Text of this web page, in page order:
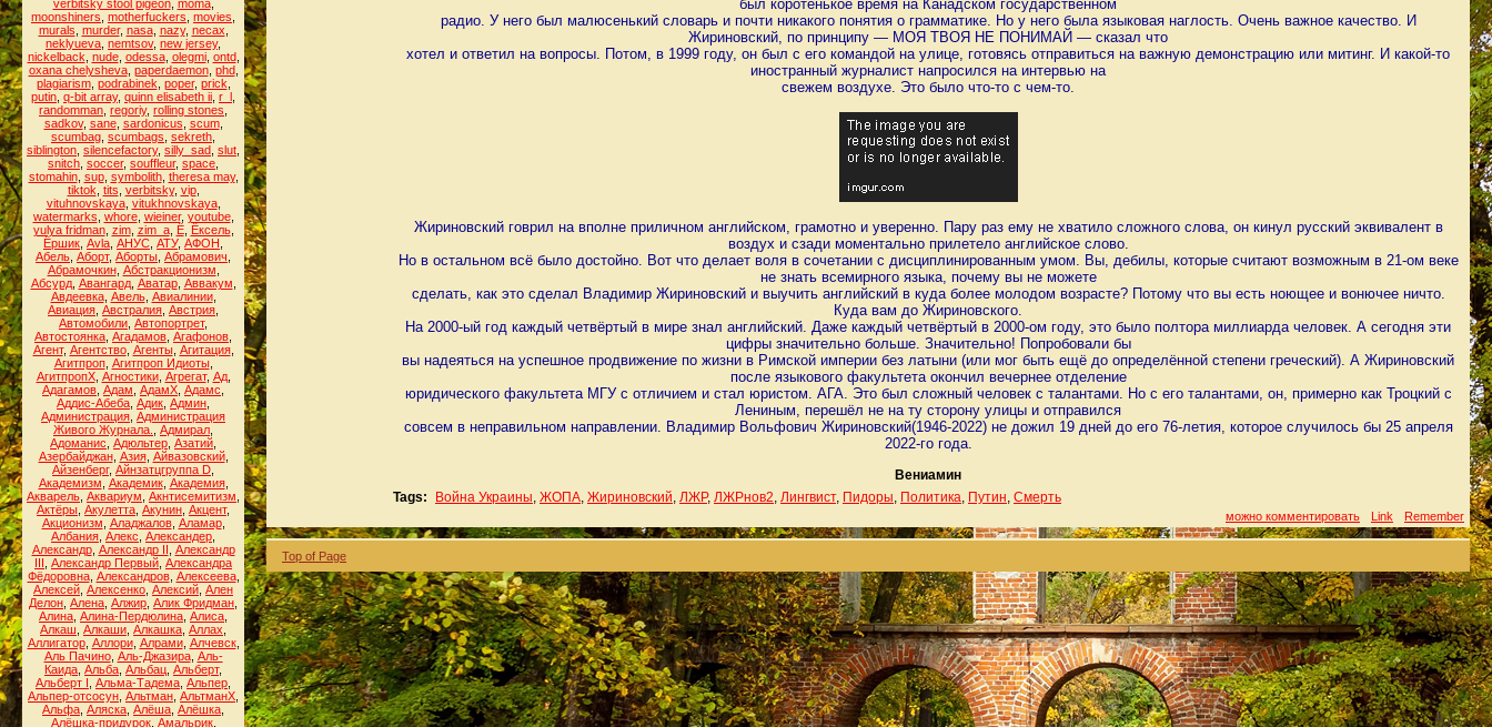
verbitsky stool pigeon, moma,
moonshiners motherfuckers movies
murals murder, nasa, nazy, necax
neklyueva nemtsov, new jersey,
nickelback nude, odessa, olegmi, ontd,
oxana chelysheva, paperdaemon, phd,
plagiarism, podrabinek poper, prick
putin q-bit array, quinn elisabeth ii r_l
randomman regoriy, rolling stones
sadkov, sane, sardonicus scum,
scumbag scumbags sekreth
siblington silencefactory, silly_sad slut
snitch soccer, souffleur, space
stomahin, sup, symbolith, theresa may,
tiktok tits verbitsky, vip,
vituhnovskaya, vitukhnovskaya,
watermarks whore, wieiner, youtube,
yulya fridman, zim, zim_a, Ё, Ёксель,
Ёршик Аvla АНУС АТУ, АФОН
Абель Аборт, Аборты Абрамович
Абрамочкин, Абстракционизм
Абсурд, Авангард, Аватар, Аввакум
Авдеевка, Авель, Авиалинии,
Авиация Австралия Австрия
Автомобили Автопортрет,
Автостоянка Агадамов Агафонов
Агент, Агентство, Агенты, Агитация,
Агитпроп, Агитпроп Идиоты,
АгитпропХ, Агностики, Агрегат, Ад,
Адагамов Адам АдамХ Адамс
Аддис-Абеба Адик Админ
Администрация Администрация
Живого Журнала.
Адмирал
Адоманис Адюльтер Азатий
Азербайджан, Азия, Айвазовский,
Айзенберг, Айнзатцгруппа D
Академизм Академик, Академия,
Акварель Аквариум Акнтисемитизм
Актёры Акулетта Акунин Акцент,
Акционизм Аладжалов, Аламар,
Албания Алекс Александер
Александр, Александр II Александр
III Александр Первый Александра
Фёдоровна, Александров, Алексеева,
Алексей Алексенко Алексий Ален
Делон Алена Алжир Алик Фридман
Алина Алина-Пердюлина Алиса
Алкаш Алкаши Алкашка Аллах
Аллигатор, Аллори, Алрами, Алчевск,
Аль Пачино, Аль-Джазира, Аль-
Каида Альба Альбац Альберт,
Альберт I Альма-Тадема Альпер
Альпер-отсосун Альтман АльтманХ
Альфа Аляска Алёша Алёшка
Алёшка-придурок, Амальрик,
был коротенькое время на Канадском государственном
радио. У него был малюсенький словарь и почти никакого понятия о грамматике. Но у него была языковая наглость. Очень важное качество. И
Жириновский, по принципу — МОЯ ТВОЯ НЕ ПОНИМАЙ — сказал что
хотел и ответил на вопросы. Потом, в 1999 году, он был с его командой на улице, готовясь отправиться на важную демонстрацию или митинг. И какой-то
иностранный журналист напросился на интервью на
свежем воздухе. Это было что-то с чем-то.
Жириновский говрил на вполне приличном английском, грамотно и уверенно. Пару раз ему не хватило сложного слова, он кинул русский эквивалент в
воздух и сзади моментально прилетело английское слово.
Но в остальном всё было достойно. Вот что делает воля в сочетании с дисциплинированным умом. Вы, дебилы, которые считают возможным в 21-ом веке
не знать всемирного языка, почему вы не можете
сделать, как это сделал Владимир Жириновский и выучить английский в куда более молодом возрасте? Потому что вы есть ноющее и вонючее ничто.
Куда вам до Жириновского.
На 2000-ый год каждый четвёртый в мире знал английский. Даже каждый четвёртый в 2000-ом году, это было полтора миллиарда человек. А сегодня эти
цифры значительно больше. Значительно! Попробовали бы
вы надеяться на успешное продвижение по жизни в Римской империи без латыни (или мог быть ещё до определённой степени греческий). А Жириновский
после языкового факультета окончил вечернее отделение
юридического факультета МГУ с отличием и стал юристом. АГА. Это был сложный человек с талантами. Но с его талантами, он, примерно как Троцкий с
Лениным, перешёл не на ту сторону улицы и отправился
совсем в неправильном направлении. Владимир Вольфович Жириновский(1946-2022) не дожил 19 дней до его 76-летия, которое случилось бы 25 апреля
2022-го года.
Вениамин
Tags:
Война Украины, ЖОПА, Жириновский, ЛЖР, ЛЖРнов2, Лингвист, Пидоры, Политика, Путин, Смерть
можно комментировать Link Remember
Top of Page